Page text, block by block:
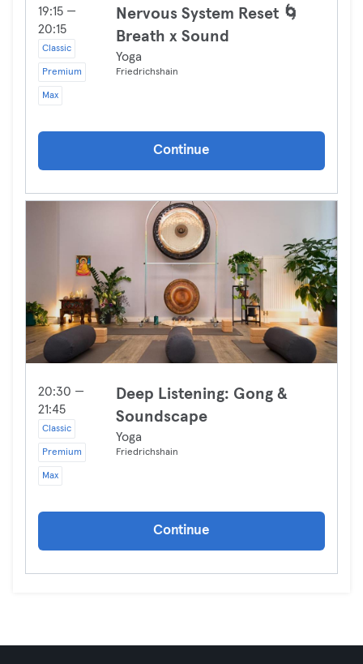
19:15 —
20:15
Classic
Premium
Max
Nervous System Reset 🌀
Breath x Sound
Yoga
Friedrichshain
Continue
20:30 —
21:45
Classic
Premium
Max
Deep Listening: Gong &
Soundscape
Yoga
Friedrichshain
Continue